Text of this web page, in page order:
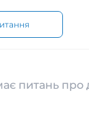
питань про